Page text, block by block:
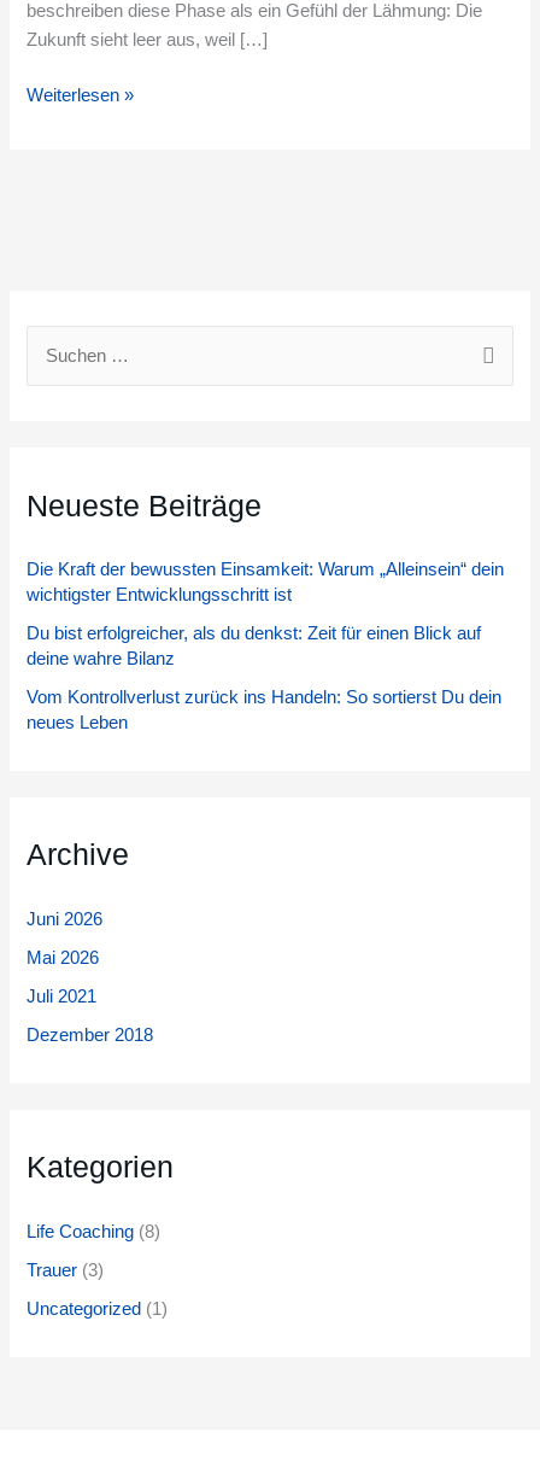
beschreiben diese Phase als ein Gefühl der Lähmung: Die
Zukunft sieht leer aus, weil […]
Weiterlesen »
e
n
a
c
Neueste Beiträge
Die Kraft der bewussten Einsamkeit: Warum „Alleinsein“ dein
wichtigster Entwicklungsschritt ist
Du bist erfolgreicher, als du denkst: Zeit für einen Blick auf
deine wahre Bilanz
Vom Kontrollverlust zurück ins Handeln: So sortierst Du dein
neues Leben
Archive
Juni 2026
Mai 2026
Juli 2021
Dezember 2018
Kategorien
Life Coaching (8)
Trauer (3)
Uncategorized (1)